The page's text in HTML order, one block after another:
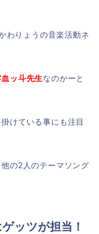
わりょうの音楽活動ネ
血ッ斗先生なのかーと
けている事にも注目
の2人のテーマソング
ッツが担当！